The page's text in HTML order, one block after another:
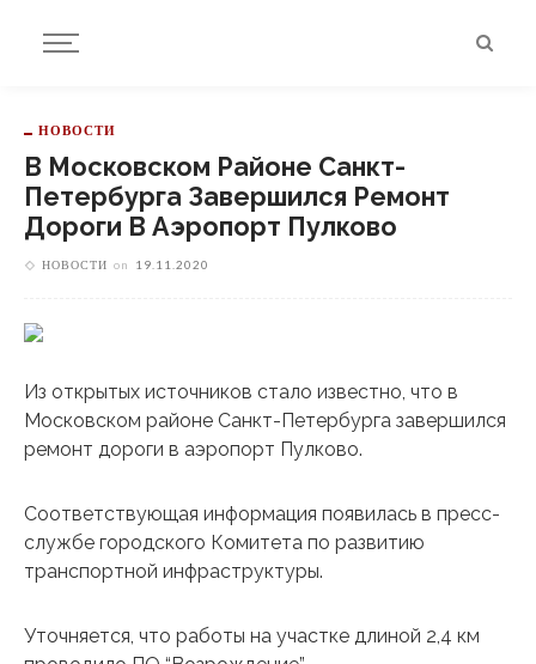
НОВОСТИ
В Московском Районе Санкт-
Петербурга Завершился Ремонт
Дороги В Аэропорт Пулково
НОВОСТИ on 19.11.2020
Из открытых источников стало известно, что в
Московском районе Санкт-Петербурга завершился
ремонт дороги в аэропорт Пулково.
Соответствующая информация появилась в пресс-
службе городского Комитета по развитию
транспортной инфраструктуры.
Уточняется, что работы на участке длиной 2,4 км